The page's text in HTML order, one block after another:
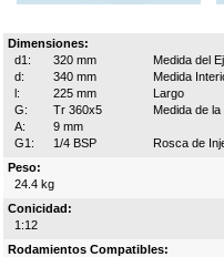
Dimensiones:
d1:
320 mm
Medida del
d:
340 mm
Medida
l:
225 mm
Largo
G:
Tr 360x5
Medida de
A:
9 mm
G1:
1/4 BSP
Rosca de
Peso:
24.4 kg
Conicidad:
1:12
Rodamientos Compatibles: